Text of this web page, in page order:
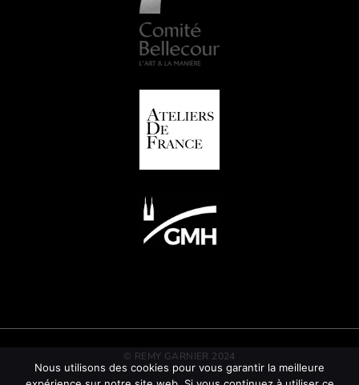
© REMY GARNIER 2024
Nous utilisons des cookies pour vous garantir la meilleure